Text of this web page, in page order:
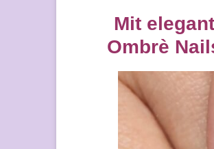
Mit
Ombrè